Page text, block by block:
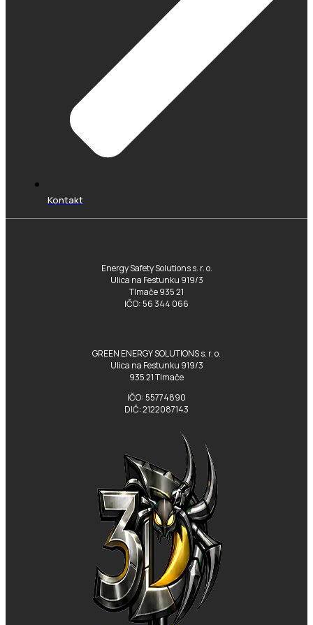
Kontakt
Energy Safety Solutions s. r. o.
Ulica na Festunku 919/3
Tlmače 935 21
IČO: 56 344 066
GREEN ENERGY SOLUTIONS s. r. o.
Ulica na Festunku 919/3
935 21 Tlmače
IČO: 55774890
DIČ: 2122087143